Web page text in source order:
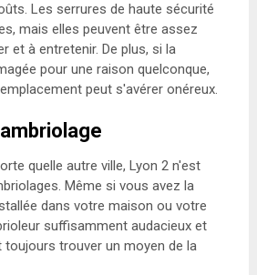
Les serrures de haute sécurité
mais elles peuvent être assez
et à entretenir. De plus, si la
pour une raison quelconque,
peut s'avérer onéreux.
quelle autre ville, Lyon 2 n'est
Même si vous avez la
dans votre maison ou votre
suffisamment audacieux et
toujours trouver un moyen de la